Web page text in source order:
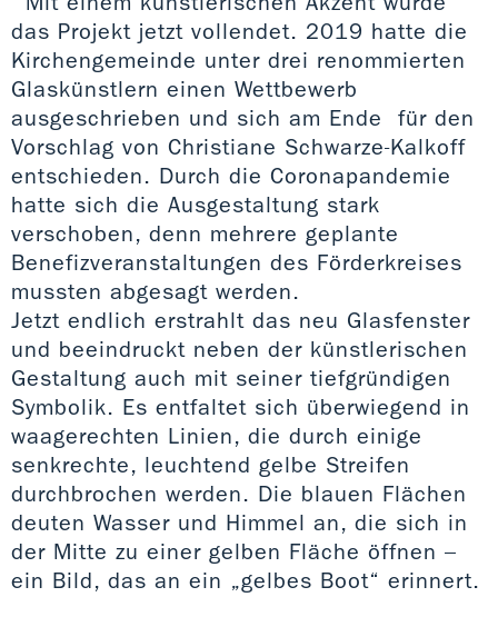
das Projekt jetzt vollendet. 2019 hatte die
Kirchengemeinde unter drei renommierten
Glaskünstlern einen Wettbewerb
ausgeschrieben und sich am Ende für den
Vorschlag von Christiane Schwarze-Kalkoff
entschieden. Durch die Coronapandemie
hatte sich die Ausgestaltung stark
verschoben, denn mehrere geplante
Benefizveranstaltungen des Förderkreises
mussten abgesagt werden.
Jetzt endlich erstrahlt das neu Glasfenster
und beeindruckt neben der künstlerischen
Gestaltung auch mit seiner tiefgründigen
Symbolik. Es entfaltet sich überwiegend in
waagerechten Linien, die durch einige
senkrechte, leuchtend gelbe Streifen
durchbrochen werden. Die blauen Flächen
deuten Wasser und Himmel an, die sich in
der Mitte zu einer gelben Fläche öffnen –
ein Bild, das an ein „gelbes Boot“ erinnert.